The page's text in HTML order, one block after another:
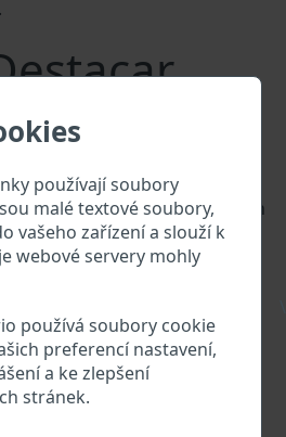
používají soubory
malé textové soubory,
vašeho zařízení a slouží k
webové servery mohly
používá soubory cookie
preferencí nastavení,
a ke zlepšení
stránek.
každému vozidlu
zvané Vehicle Identification
ze znaků a čísel o celkové
ze zakódovaná základní
průmyslu
VIN:
Destacar